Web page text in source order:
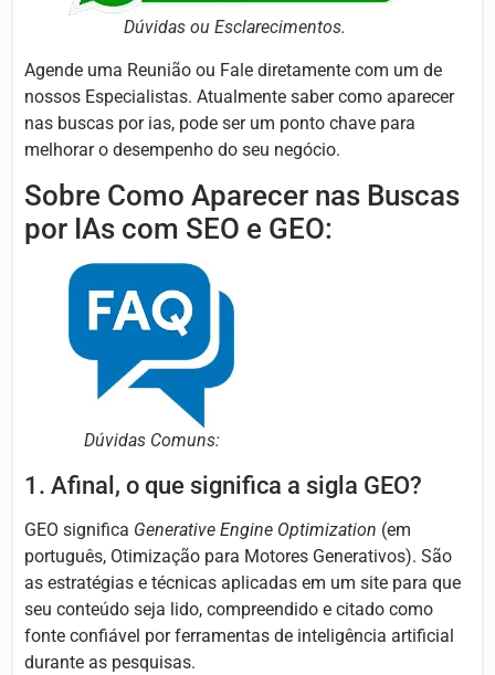
Dúvidas ou Esclarecimentos.
Agende uma Reunião ou Fale diretamente com um de
nossos Especialistas. Atualmente saber como aparecer
nas buscas por ias, pode ser um ponto chave para
melhorar o desempenho do seu negócio.
Sobre Como Aparecer nas Buscas
por IAs com SEO e GEO:
Dúvidas Comuns:
1. Afinal, o que significa a sigla GEO?
GEO significa Generative Engine Optimization (em
português, Otimização para Motores Generativos). São
as estratégias e técnicas aplicadas em um site para que
seu conteúdo seja lido, compreendido e citado como
fonte confiável por ferramentas de inteligência artificial
durante as pesquisas.